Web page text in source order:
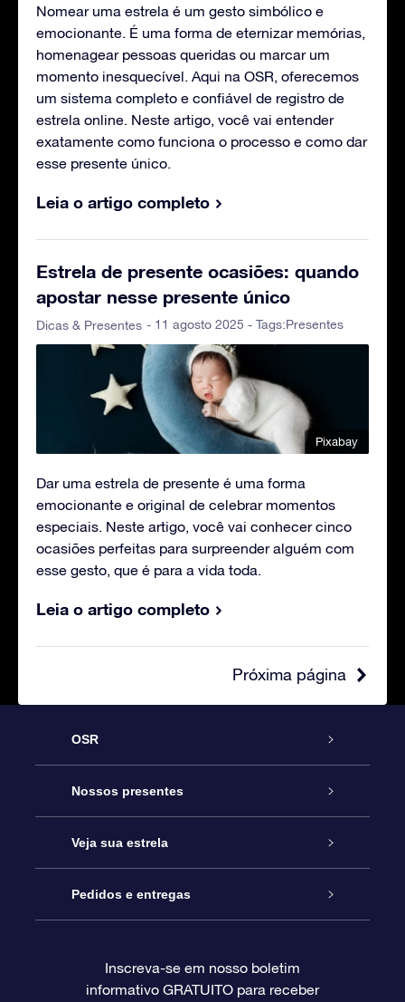
Nomear uma estrela é um gesto simbólico e
emocionante. É uma forma de eternizar memórias,
homenagear pessoas queridas ou marcar um
momento inesquecível. Aqui na OSR, oferecemos
um sistema completo e confiável de registro de
estrela online. Neste artigo, você vai entender
exatamente como funciona o processo e como dar
esse presente único.
Leia o artigo completo
Estrela de presente ocasiões: quando
apostar nesse presente único
Dicas & Presentes - 11 agosto 2025 - Tags:Presentes
Pixabay
Dar uma estrela de presente é uma forma
emocionante e original de celebrar momentos
especiais. Neste artigo, você vai conhecer cinco
ocasiões perfeitas para surpreender alguém com
esse gesto, que é para a vida toda.
Leia o artigo completo
Próxima página
OSR
Serviço
Entre em contato conosco
Blog
Avaliações
Nossos presentes
Presente estrelar on-line
Pacote de presente da OSR
O cartão de presente da OSR
Veja sua estrela
Star Register
Página estelar personalizada
Pedidos e entregas
Informações de pagamento
Inscreva-se em nosso boletim
informativo GRATUITO para receber